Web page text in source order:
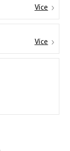
Více
Více